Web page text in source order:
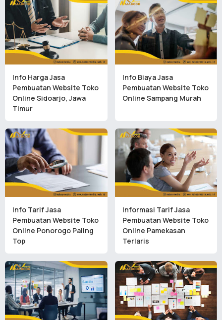
Info Harga Jasa
Pembuatan Website Toko
Online Sidoarjo, Jawa
Timur
Info Biaya Jasa
Pembuatan Website Toko
Online Sampang Murah
Info Tarif Jasa
Pembuatan Website Toko
Online Ponorogo Paling
Top
Informasi Tarif Jasa
Pembuatan Website Toko
Online Pamekasan
Terlaris